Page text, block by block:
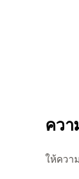
ควา
ให้ควา